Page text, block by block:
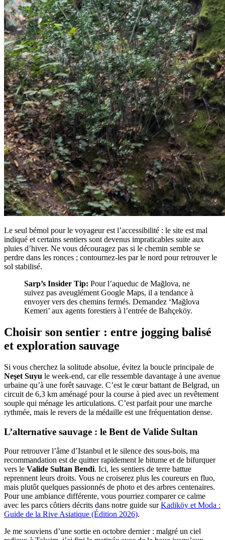
Le seul bémol pour le voyageur est l’accessibilité : le site est mal
indiqué et certains sentiers sont devenus impraticables suite aux
pluies d’hiver. Ne vous découragez pas si le chemin semble se
perdre dans les ronces ; contournez-les par le nord pour retrouver le
sol stabilisé.
Sarp’s Insider Tip: Pour l’aqueduc de Mağlova, ne
suivez pas aveuglément Google Maps, il a tendance à
envoyer vers des chemins fermés. Demandez ‘Mağlova
Kemeri’ aux agents forestiers à l’entrée de Bahçeköy.
Choisir son sentier : entre jogging balisé
et exploration sauvage
Si vous cherchez la solitude absolue, évitez la boucle principale de
Neşet Suyu le week-end, car elle ressemble davantage à une avenue
urbaine qu’à une forêt sauvage. C’est le cœur battant de Belgrad, un
circuit de 6,3 km aménagé pour la course à pied avec un revêtement
souple qui ménage les articulations. C’est parfait pour une marche
rythmée, mais le revers de la médaille est une fréquentation dense.
L’alternative sauvage : le Bent de Valide Sultan
Pour retrouver l’âme d’Istanbul et le silence des sous-bois, ma
recommandation est de quitter rapidement le bitume et de bifurquer
vers le Valide Sultan Bendi. Ici, les sentiers de terre battue
reprennent leurs droits. Vous ne croiserez plus les coureurs en fluo,
mais plutôt quelques passionnés de photo et des arbres centenaires.
Pour une ambiance différente, vous pourriez comparer ce calme
avec les parcs côtiers décrits dans notre guide surKadiköy et Moda :
Guide de la Rive Asiatique (Édition 2026).
Je me souviens d’une sortie en octobre dernier : malgré un ciel